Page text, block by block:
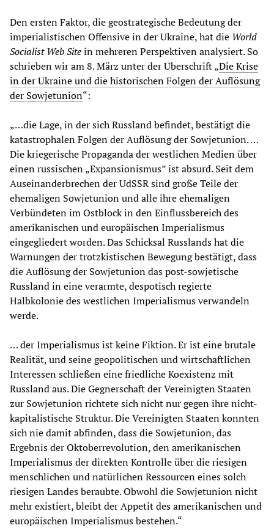
Den ersten Faktor, die geostrategische Bedeutung der
imperialistischen Offensive in der Ukraine, hat die World
Socialist Web Sitein mehreren Perspektiven analysiert. So
schrieben wir am 8. März unter der Überschrift „Die Krise
in der Ukraine und die historischen Folgen der Auflösung
der Sowjetunion“:
„…die Lage, in der sich Russland befindet, bestätigt die
katastrophalen Folgen der Auflösung der Sowjetunion. …
Die kriegerische Propaganda der westlichen Medien über
einen russischen „Expansionismus” ist absurd. Seit dem
Auseinanderbrechen der UdSSR sind große Teile der
ehemaligen Sowjetunion und alle ihre ehemaligen
Verbündeten im Ostblock in den Einflussbereich des
amerikanischen und europäischen Imperialismus
eingegliedert worden. Das Schicksal Russlands hat die
Warnungen der trotzkistischen Bewegung bestätigt, dass
die Auflösung der Sowjetunion das post-sowjetische
Russland in eine verarmte, despotisch regierte
Halbkolonie des westlichen Imperialismus verwandeln
werde.
… der Imperialismus ist keine Fiktion. Er ist eine brutale
Realität, und seine geopolitischen und wirtschaftlichen
Interessen schließen eine friedliche Koexistenz mit
Russland aus. Die Gegnerschaft der Vereinigten Staaten
zur Sowjetunion richtete sich nicht nur gegen ihre nicht-
kapitalistische Struktur. Die Vereinigten Staaten konnten
sich nie damit abfinden, dass die Sowjetunion, das
Ergebnis der Oktoberrevolution, den amerikanischen
Imperialismus der direkten Kontrolle über die riesigen
menschlichen und natürlichen Ressourcen eines solch
riesigen Landes beraubte. Obwohl die Sowjetunion nicht
mehr existiert, bleibt der Appetit des amerikanischen und
europäischen Imperialismus bestehen.“